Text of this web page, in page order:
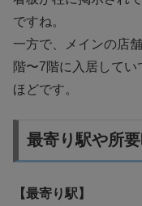
ですね。
一方で、メインの店
階〜7階に入居して
ほどです。
最寄り駅や所
【最寄り駅】